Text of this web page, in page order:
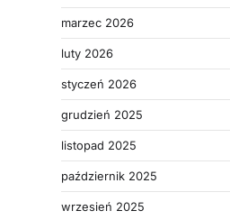
marzec 2026
luty 2026
styczeń 2026
grudzień 2025
listopad 2025
październik 2025
wrzesień 2025